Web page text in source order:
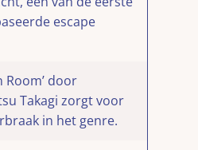
escape
Room’ door
Takagi zorgt voor
in het genre.